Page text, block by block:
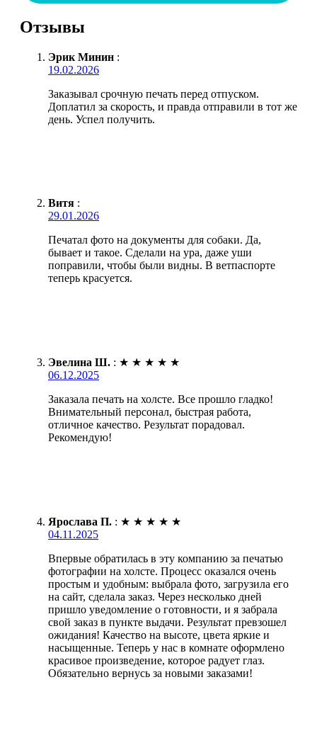
Отзывы
Эрик Минин :
19.02.2026
Заказывал срочную печать перед отпуском.
Доплатил за скорость, и правда отправили в тот же
день. Успел получить.
Витя :
29.01.2026
Печатал фото на документы для собаки. Да,
бывает и такое. Сделали на ура, даже уши
поправили, чтобы были видны. В ветпаспорте
теперь красуется.
Эвелина Ш. : ★ ★ ★ ★ ★
06.12.2025
Заказала печать на холсте. Все прошло гладко!
Внимательный персонал, быстрая работа,
отличное качество. Результат порадовал.
Рекомендую!
Ярослава П. : ★ ★ ★ ★ ★
04.11.2025
Впервые обратилась в эту компанию за печатью
фотографии на холсте. Процесс оказался очень
простым и удобным: выбрала фото, загрузила его
на сайт, сделала заказ. Через несколько дней
пришло уведомление о готовности, и я забрала
свой заказ в пункте выдачи. Результат превзошел
ожидания! Качество на высоте, цвета яркие и
насыщенные. Теперь у нас в комнате оформлено
красивое произведение, которое радует глаз.
Обязательно вернусь за новыми заказами!